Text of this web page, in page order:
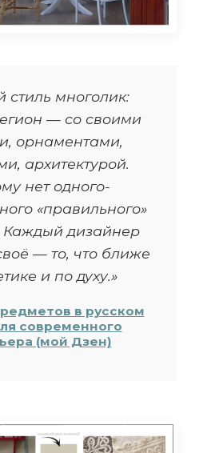
стиль многолик:
— со своими
орнаментами,
архитектурой.
нет одного-
«правильного»
дизайнер
— то, что ближе
и по духу.»
в русском
современного
(мой Дзен)